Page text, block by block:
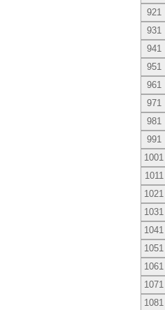
921
931
941
951
961
971
981
991
1001
1011
1021
1031
1041
1051
1061
1071
1081